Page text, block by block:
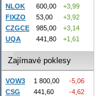
NLOK
600,00
+3,99
FIXZO
53,00
+3,92
CZGCE
985,00
+3,14
UQA
441,80 +1,61
Zajímavé poklesy
VOW3 1 800,00
-5,06
CSG
441,60
-4,62